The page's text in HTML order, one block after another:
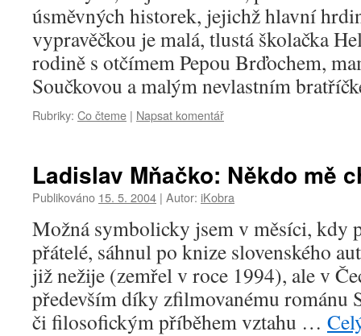
úsměvných historek, jejichž hlavní
vypravěčkou je malá, tlustá školačka
rodině s otčímem Pepou Brďochem,
Součkovou a malým nevlastním
Rubriky: Co čteme | Napsat komentář
Ladislav Mňačko: Někdo mě
Publikováno 15. 5. 2004 | Autor: iKobra
Možná symbolicky jsem v měsíci, kdy
přátelé, sáhnul po knize slovenského
již nežije (zemřel v roce 1994), ale v
především díky zfilmovanému románu
či filosofickým příběhem vztahu …